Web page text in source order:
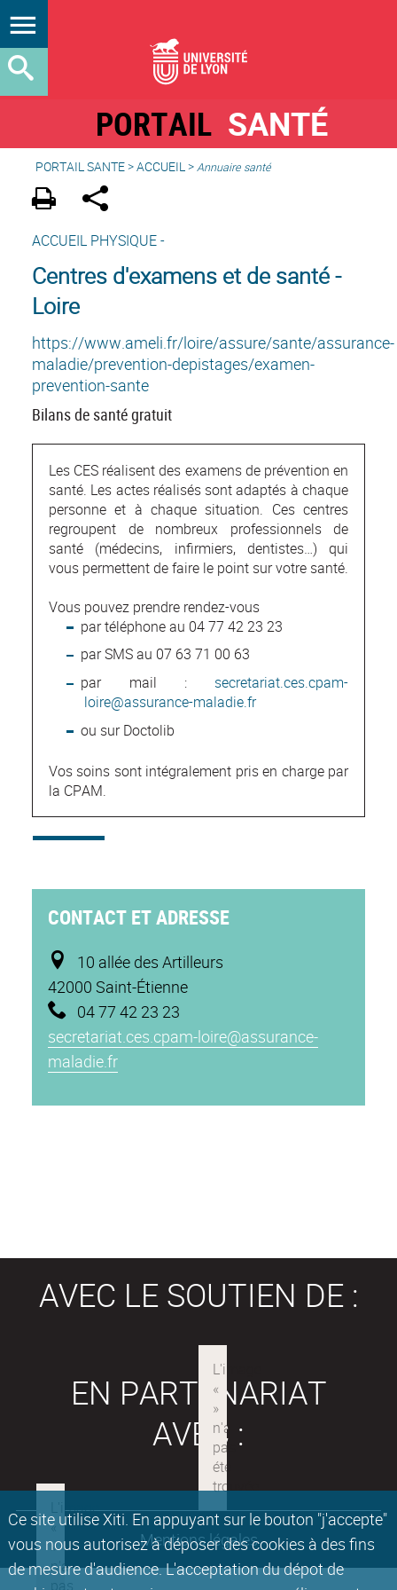
Ce site utilise Xiti. En appuyant sur le bouton "j'accepte"
vous nous autorisez à déposer des cookies à des fins
de mesure d'audience. L'acceptation du dépot de
PORTAIL SANTÉ
PORTAIL SANTE>ACCUEIL>Annuaire santé
ACCUEIL PHYSIQUE -
Centres d'examens et de santé -
Loire
https://www.ameli.fr/loire/assure/sante/assurance-
maladie/prevention-depistages/examen-
prevention-sante
Bilans de santé gratuit
Les CES réalisent des examens de prévention en
santé. Les actes réalisés sont adaptés à chaque
personne et à chaque situation. Ces centres
regroupent de nombreux professionnels de
santé (médecins, infirmiers, dentistes…) qui
vous permettent de faire le point sur votre santé.
Vous pouvez prendre rendez-vous
par téléphone au 04 77 42 23 23
par SMS au 07 63 71 00 63
par mail : secretariat.ces.cpam-
loire@assurance-maladie.fr
ou sur Doctolib
Vos soins sont intégralement pris en charge par
la CPAM.
CONTACT ET ADRESSE
10 allée des Artilleurs
42000 Saint-Étienne
04 77 42 23 23
secretariat.ces.cpam-loire@assurance-
maladie.fr
AVEC LE SOUTIEN DE :
EN PARTENARIAT
AVEC :
Mentions légales